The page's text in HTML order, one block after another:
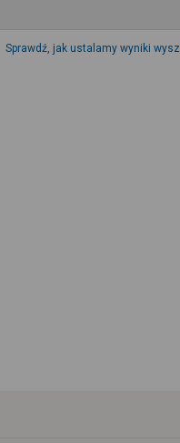
Sprawdź, jak ustalamy wyniki